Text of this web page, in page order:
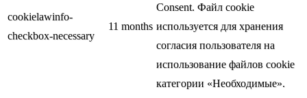
cookielawinfo-
checkbox-necessary
11 months
Consent. Файл cookie
используется для хранения
согласия пользователя на
использование файлов cookie
категории «Необходимые».